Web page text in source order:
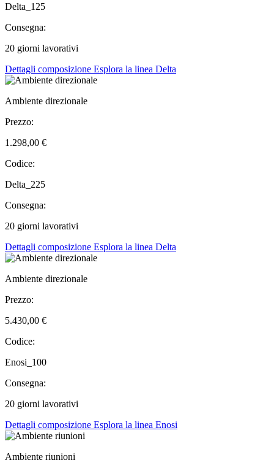
Delta_125
Consegna:
20 giorni lavorativi
Dettagli composizione Esplora la linea Delta
Ambiente direzionale
Prezzo:
1.298,00 €
Codice:
Delta_225
Consegna:
20 giorni lavorativi
Dettagli composizione Esplora la linea Delta
Ambiente direzionale
Prezzo:
5.430,00 €
Codice:
Enosi_100
Consegna:
20 giorni lavorativi
Dettagli composizione Esplora la linea Enosi
Ambiente riunioni